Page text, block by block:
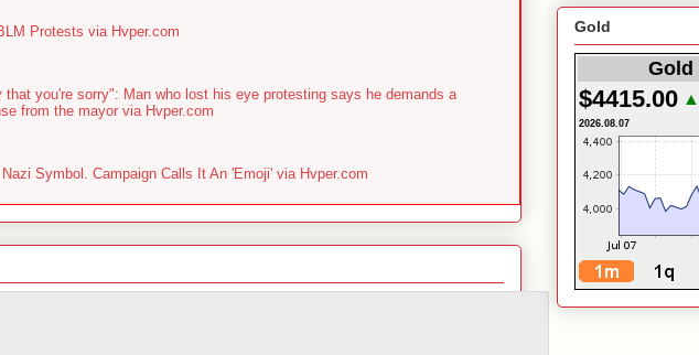
Protests via Hvper.com
you're sorry": Man who lost his eye protesting says he demands a
from the mayor via Hvper.com
Symbol. Campaign Calls It An 'Emoji' via Hvper.com
Gold
Gold
$4415.00
2026.08.07